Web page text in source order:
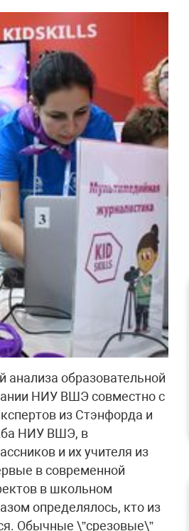
образовательной
НИУ ВШЭ совместно с
из Стэнфорда и
НИУ ВШЭ, в
и их учителя из
в современной
в школьном
определялось, кто из
Обычные \”срезовые\”